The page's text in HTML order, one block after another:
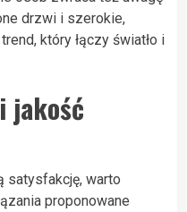
drzwi i szerokie,
który łączy światło i
jakość
satysfakcję, warto
proponowane